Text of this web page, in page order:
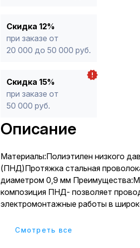
Скидка 12%
при заказе от
20 000 до 50 000 руб.
Скидка 15%
при заказе от
50 000 руб.
Описание
Материалы:Полиэтилен низкого
(ПНД)Протяжка стальная
диаметром 0,9 мм
композиция ПНД- позволяет
электромонтажные работы в
механических и изоляционных
Cмотреть все